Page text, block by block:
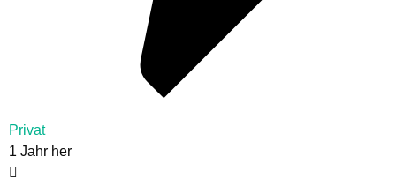
Privat
1 Jahr her